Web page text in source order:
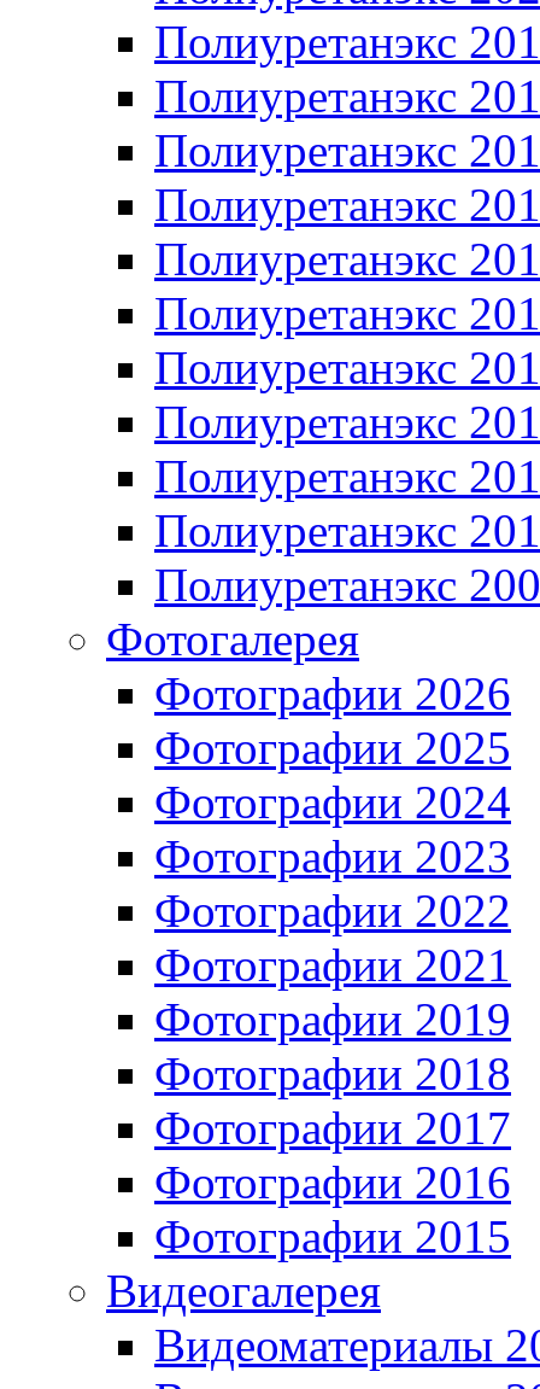
Полиуретанэкс
Полиуретанэкс
Полиуретанэкс
Полиуретанэкс
Полиуретанэкс
Полиуретанэкс
Полиуретанэкс
Полиуретанэкс
Полиуретанэкс
Полиуретанэкс
Полиуретанэкс
Фотогалерея
Фотографии 2026
Фотографии 2025
Фотографии 2024
Фотографии 2023
Фотографии 2022
Фотографии 2021
Фотографии 2019
Фотографии 2018
Фотографии 2017
Фотографии 2016
Фотографии 2015
Видеогалерея
Видеоматериалы